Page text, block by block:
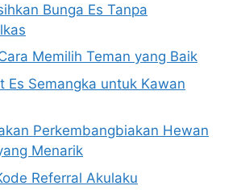
Bunga Es Tanpa
Memilih Teman yang Baik
Es Semangka untuk Kawan
Perkembangbiakan Hewan
Menarik
Referral Akulaku